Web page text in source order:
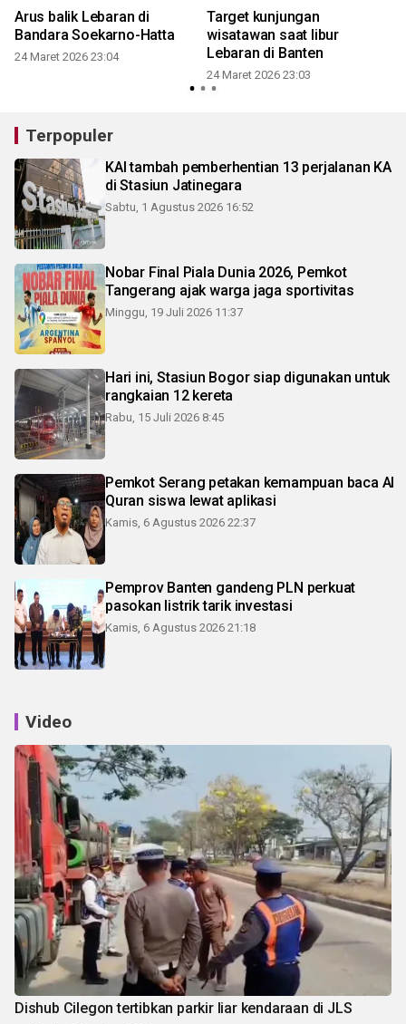
Arus balik Lebaran di
Bandara Soekarno-Hatta
24 Maret 2026 23:04
Target kunjungan
wisatawan saat libur
Lebaran di Banten
24 Maret 2026 23:03
Terpopuler
KAI tambah pemberhentian 13 perjalanan KA
di Stasiun Jatinegara
Sabtu, 1 Agustus 2026 16:52
Nobar Final Piala Dunia 2026, Pemkot
Tangerang ajak warga jaga sportivitas
Minggu, 19 Juli 2026 11:37
Hari ini, Stasiun Bogor siap digunakan untuk
rangkaian 12 kereta
Rabu, 15 Juli 2026 8:45
Pemkot Serang petakan kemampuan baca Al
Quran siswa lewat aplikasi
Kamis, 6 Agustus 2026 22:37
Pemprov Banten gandeng PLN perkuat
pasokan listrik tarik investasi
Kamis, 6 Agustus 2026 21:18
Video
Dishub Cilegon tertibkan parkir liar kendaraan di JLS